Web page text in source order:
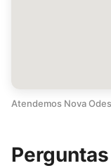
Atendemos Nova